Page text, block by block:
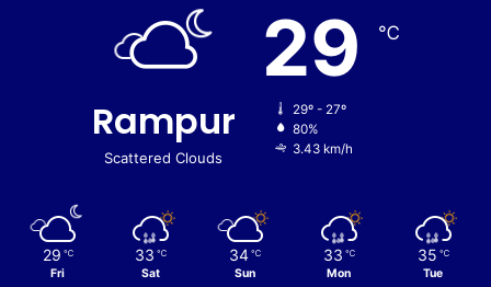
Rampur
Scattered Clouds
29 ℃
29º - 27º
80%
3.43 km/h
29 ℃
Fri
33 ℃
Sat
34 ℃
Sun
33 ℃
Mon
35 ℃
Tue